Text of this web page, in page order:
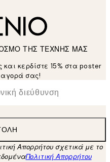
ΤΗΣ ΤΕΧΝΗΣ ΜΑΣ
κερδίστε 15% στα poster
αγορά σας!
Απορρήτου σχετικά με το
Πολιτική Απορρήτου